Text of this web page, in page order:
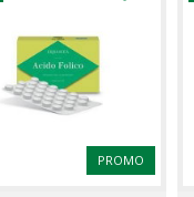
PROMO